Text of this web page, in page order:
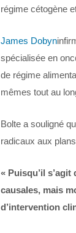
régime cétogène
James Dobyn
spécialisée en
de régime
mêmes tout au
Bolte a souligné
radicaux aux
« Puisqu’il
causales, mais
d’intervention